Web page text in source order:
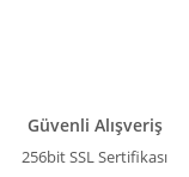
Güvenli Alışveriş
256bit SSL Sertifikası